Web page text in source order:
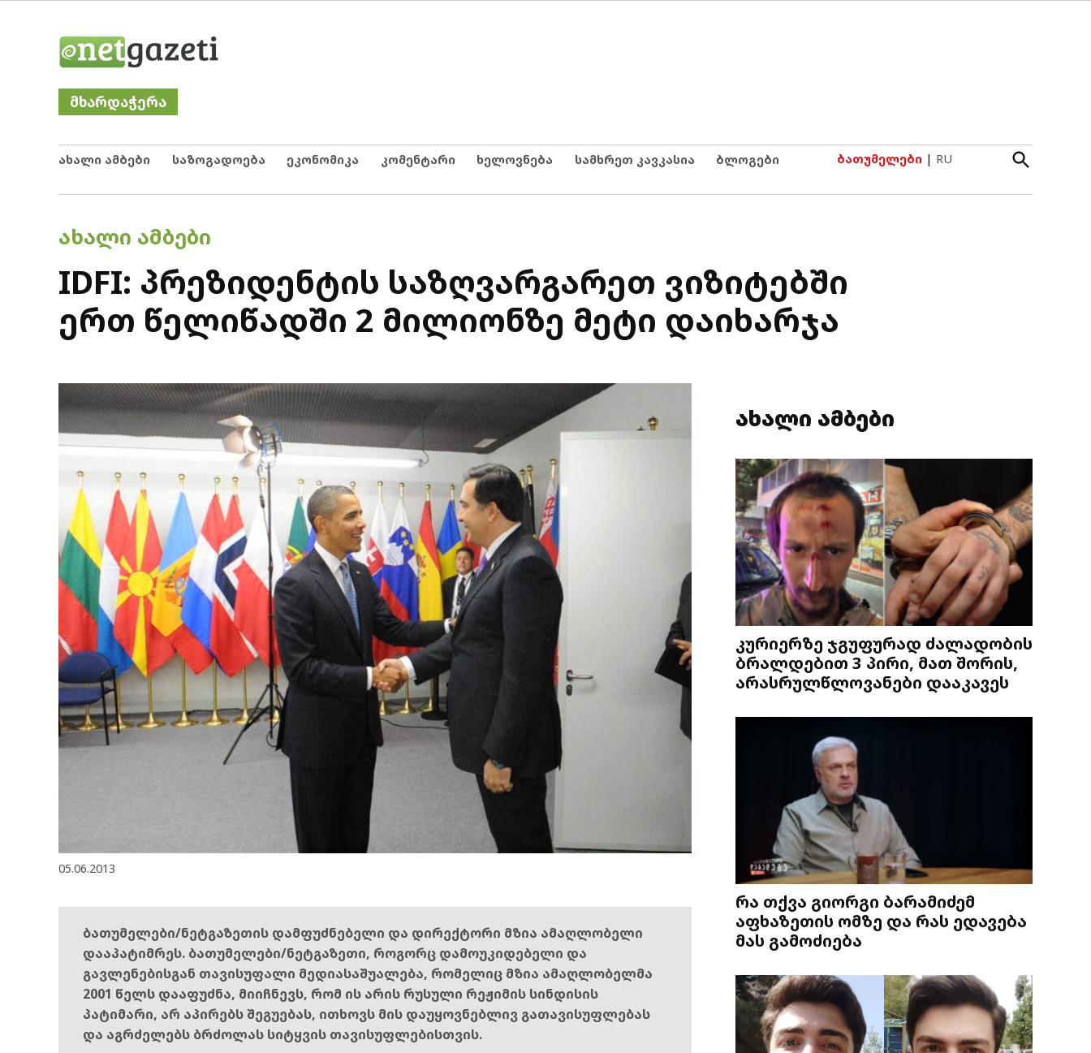
მხარდაჭერა
ახალი ამბები საზოგადოება ეკონომიკა კომენტარი ხელოვნება სამხრეთ კავკასია ბლოგები ბათუმელები | RU
Open
Search
POSTED
ᲐᲮᲐᲚᲘ ᲐᲛᲑᲔᲑᲘ
IDFI: პრეზიდენტის საზღვარგარეთ ვიზიტებში
ერთ წელიწადში 2 მილიონზე მეტი დაიხარჯა
05.06.2013
ბათუმელები/ნეტგაზეთის დამფუძნებელი და დირექტორი მზია ამაღლობელი
დააპატიმრეს. ბათუმელები/ნეტგაზეთი, როგორც დამოუკიდებელი და
გავლენებისგან თავისუფალი მედიასაშუალება, რომელიც მზია ამაღლობელმა
2001 წელს დააფუძნა, მიიჩნევს, რომ ის არის რუსული რეჟიმის სინდისის
პატიმარი, არ აპირებს შეგუებას, ითხოვს მის დაუყოვნებლივ გათავისუფლებას
და აგრძელებს ბრძოლას სიტყვის თავისუფლებისთვის.
ახალი ამბები
კურიერზე ჯგუფურად ძალადობის
ბრალდებით 3 პირი, მათ შორის,
არასრულწლოვანები დააკავეს
რა თქვა გიორგი ბარამიძემ
აფხაზეთის ომზე და რას ედავება
მას გამოძიება